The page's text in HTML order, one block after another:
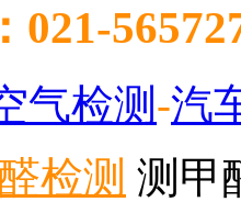
021-
气检测 -汽
检测 测甲